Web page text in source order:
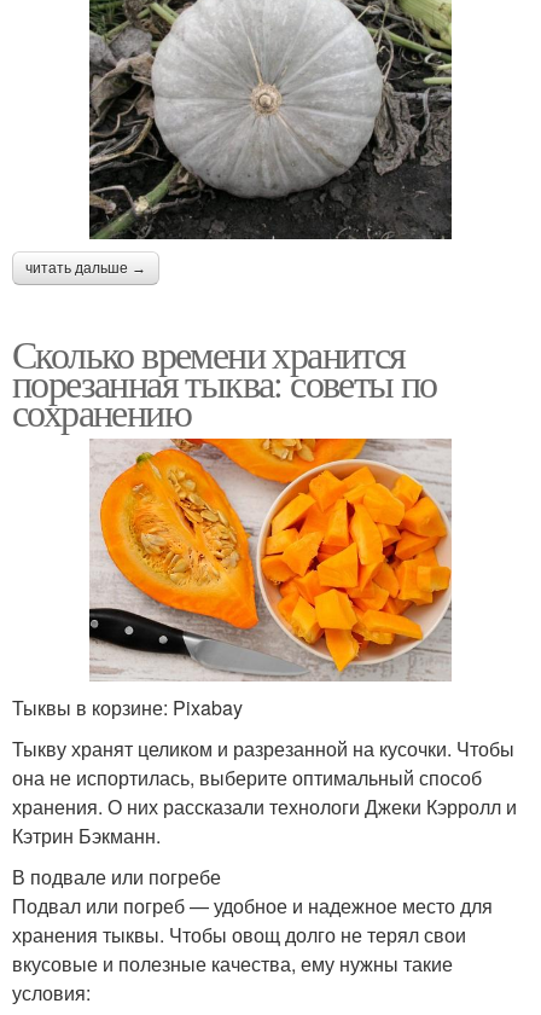
читать дальше →
Сколько времени хранится
порезанная тыква: советы по
сохранению
Тыквы в корзине: Pixabay
Тыкву хранят целиком и разрезанной на кусочки. Чтобы
она не испортилась, выберите оптимальный способ
хранения. О них рассказали технологи Джеки Кэрролл и
Кэтрин Бэкманн.
В подвале или погребе
Подвал или погреб — удобное и надежное место для
хранения тыквы. Чтобы овощ долго не терял свои
вкусовые и полезные качества, ему нужны такие
условия: